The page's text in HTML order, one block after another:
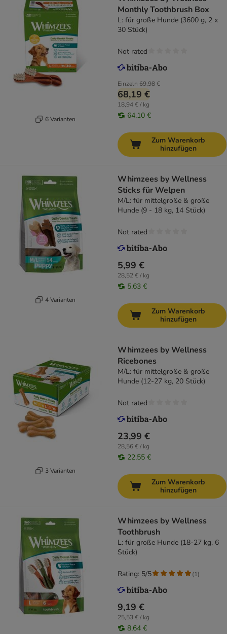
6 Varianten
Monthly Toothbrush Box
L: für große Hunde (3600 g, 2 x
30 Stück)
Einzeln 69,98 €
68,19 €
18,94 € / kg
64,10 €
Not rated
Zum Warenkorb
hinzufügen
4 Varianten
Whimzees by Wellness
Sticks für Welpen
M/L: für mittelgroße & große
Hunde (9 - 18 kg, 14 Stück)
5,99 €
28,52 € / kg
5,63 €
Not rated
Zum Warenkorb
hinzufügen
3 Varianten
Whimzees by Wellness
Ricebones
M/L: für mittelgroße & große
Hunde (12-27 kg, 20 Stück)
23,99 €
28,56 € / kg
22,55 €
Not rated
Zum Warenkorb
hinzufügen
Whimzees by Wellness
Toothbrush
L: für große Hunde (18-27 kg, 6
Stück)
9,19 €
25,53 € / kg
8,64 €
Rating: 5/5 (1)